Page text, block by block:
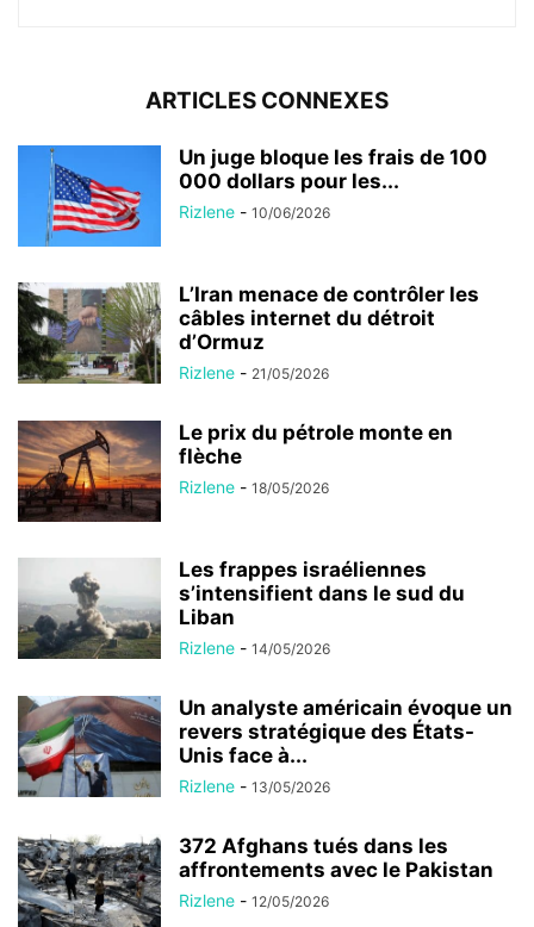
ARTICLES CONNEXES
Un juge bloque les frais de 100
000 dollars pour les...
Rizlene - 10/06/2026
L’Iran menace de contrôler les
câbles internet du détroit
d’Ormuz
Rizlene - 21/05/2026
Le prix du pétrole monte en
flèche
Rizlene - 18/05/2026
Les frappes israéliennes
s’intensifient dans le sud du
Liban
Rizlene - 14/05/2026
Un analyste américain évoque un
revers stratégique des États-
Unis face à...
Rizlene - 13/05/2026
372 Afghans tués dans les
affrontements avec le Pakistan
Rizlene - 12/05/2026